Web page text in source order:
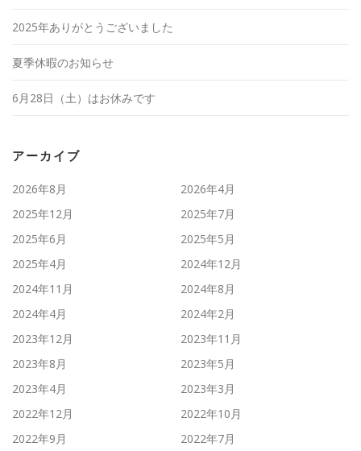
2025年ありがとうございました
夏季休暇のお知らせ
6月28日（土）はお休みです
アーカイブ
2026年8月
2026年4月
2025年12月
2025年7月
2025年6月
2025年5月
2025年4月
2024年12月
2024年11月
2024年8月
2024年4月
2024年2月
2023年12月
2023年11月
2023年8月
2023年5月
2023年4月
2023年3月
2022年12月
2022年10月
2022年9月
2022年7月